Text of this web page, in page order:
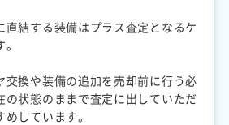
直結する装備はプラス査定となるケ
交換や装備の追加を売却前に行う必
の状態のままで査定に出していただ
しています。